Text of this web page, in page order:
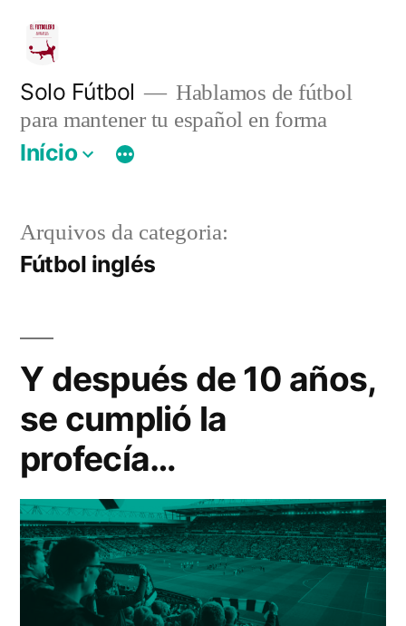
para
conteúdo
Solo Fútbol
Hablamos de fútbol
para mantener tu español en forma
Início
Arquivos da categoria:
Fútbol inglés
Y después de 10 años,
se cumplió la
profecía…